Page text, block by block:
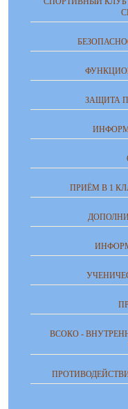
ЗАЩИТА
ПРИЁМ В 1
ВСОКО -